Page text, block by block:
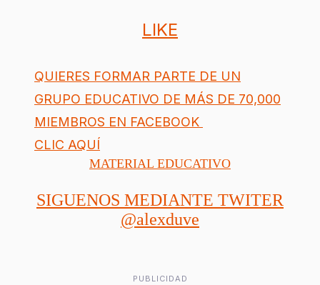
LIKE
QUIERES FORMAR PARTE DE UN
GRUPO EDUCATIVO DE MÁS DE 70,000
MIEMBROS EN FACEBOOK
CLIC AQUÍ
MATERIAL EDUCATIVO
SIGUENOS MEDIANTE TWITER
@alexduve
PUBLICIDAD